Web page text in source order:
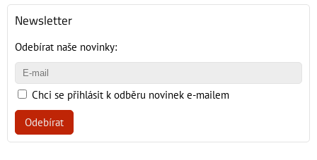
Newsletter
Odebírat naše novinky:
Chci se přihlásit k odběru novinek e-mailem
Odebírat